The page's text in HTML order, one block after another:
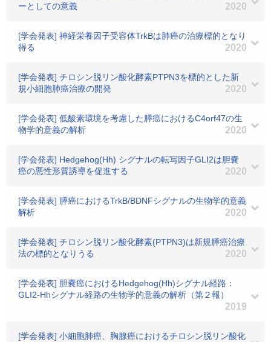
ーとしての意義
2020
[学会発表] 神経栄養因子受容体TrkBは肺癌の治療標的となり
得る
2020
[学会発表] チロシン脱リン酸化酵素PTPN3を標的とした新
規小細胞肺癌治療の開発
2020
[学会発表] 低酸素環境を考慮した膵癌におけるC4orf47の生
物学的意義の解析
2020
[学会発表] Hedgehog(Hh) シグナルの転写因子GLI2は胆嚢
癌の悪性形質誘導を促進する
2020
[学会発表] 膵癌におけるTrkB/BDNFシグナルの生物学的意義
解析
2020
[学会発表] チロシン脱リン酸化酵素(PTPN3)は新規膵癌治療
法の標的となりうる
2020
[学会発表] 胆嚢癌におけるHedgehog(Hh)シグナル経路：
GLI2-Hhシグナル経路の生物学的意義の解析（第２報）
2019
[学会発表] 小細胞肺癌、胸腺癌におけるチロシン脱リン酸化